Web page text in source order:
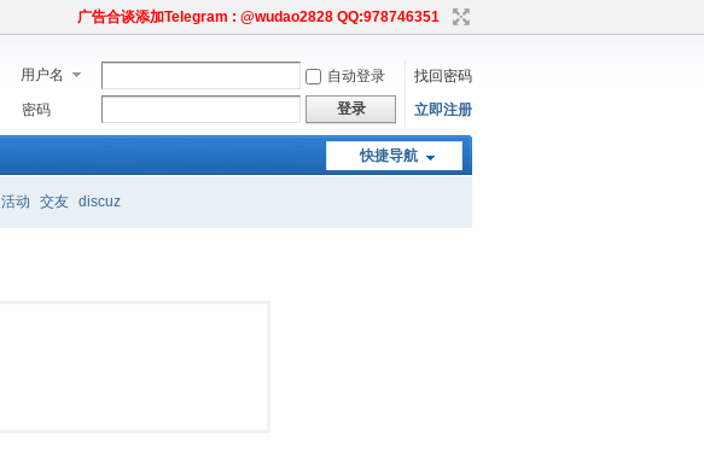
广告合谈添加Telegram : @wudao2828 QQ:978746351
用户名 自动登录
找回密码
密码
登录 立即注册
快捷导航
活动 交友 discuz